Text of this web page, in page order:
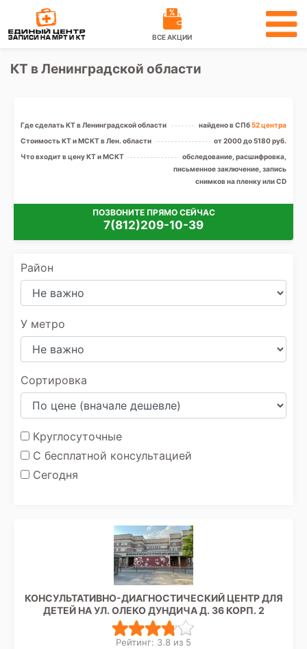
ВСЕ АКЦИИ
КТ в Ленинградской области
Где сделать КТ в Ленинградской области найдено в СПб52 центра
Стоимость КТ и МСКТ в Лен. области
от 2000 до 5180 руб.
Что входит в цену КТ и МСКТ
обследование, расшифровка,
письменное заключение, запись
снимков на пленку или CD
ПОЗВОНИТЕ ПРЯМО СЕЙЧАС
7(812)209-10-39
Район
У метро
Сортировка
Круглосуточные
С бесплатной консультацией
Сегодня
КОНСУЛЬТАТИВНО-ДИАГНОСТИЧЕСКИЙ ЦЕНТР ДЛЯ
ДЕТЕЙ НА УЛ. ОЛЕКО ДУНДИЧА Д. 36 КОРП. 2
Рейтинг: 3.8 из 5